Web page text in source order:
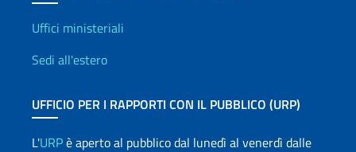
Uffici e Rete diplomatica
Uffici ministeriali
Sedi all'estero
UFFICIO PER I RAPPORTI CON IL PUBBLICO (URP)
L'URPè aperto al pubblico dal lunedì al venerdì dalle